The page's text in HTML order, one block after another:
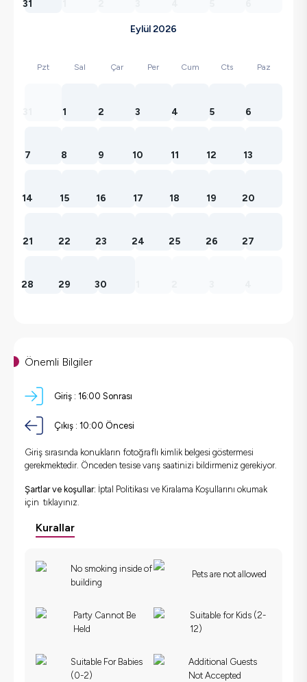
31
Eylül 2026
Pzt Sal Çar Per Cum Cts Paz
1 2 3 4 5 6
7 8 9 10 11 12 13
14 15 16 17 18 19 20
21 22 23 24 25 26 27
28 29 30
Önemli Bilgiler
Giriş : 16:00 Sonrası
Çıkış : 10:00 Öncesi
Giriş sırasında konukların fotoğraflı kimlik belgesi göstermesi
gerekmektedir. Önceden tesise varış saatinizi bildirmeniz gerekiyor.
Şartlar ve koşullar: İptal Politikası ve Kiralama Koşullarını okumak
için tıklayınız.
Kurallar
No smoking inside of
building
Pets are not allowed
Party Cannot Be
Held
Suitable for Kids (2-
12)
Suitable For Babies
(0-2)
Additional Guests
Not Accepted